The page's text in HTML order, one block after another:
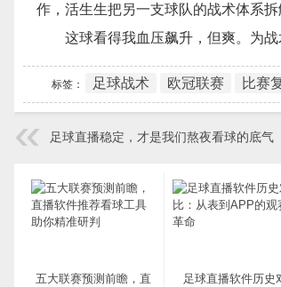
作，活生生把另一支球队的战术体系
这球看得我血压飙升，但爽。为
标签： 足球战术 欧冠联赛 比赛
足球直播稳定，才是我们熬夜看球的底气
五大联赛预测前瞻，直
足球直播软件历史